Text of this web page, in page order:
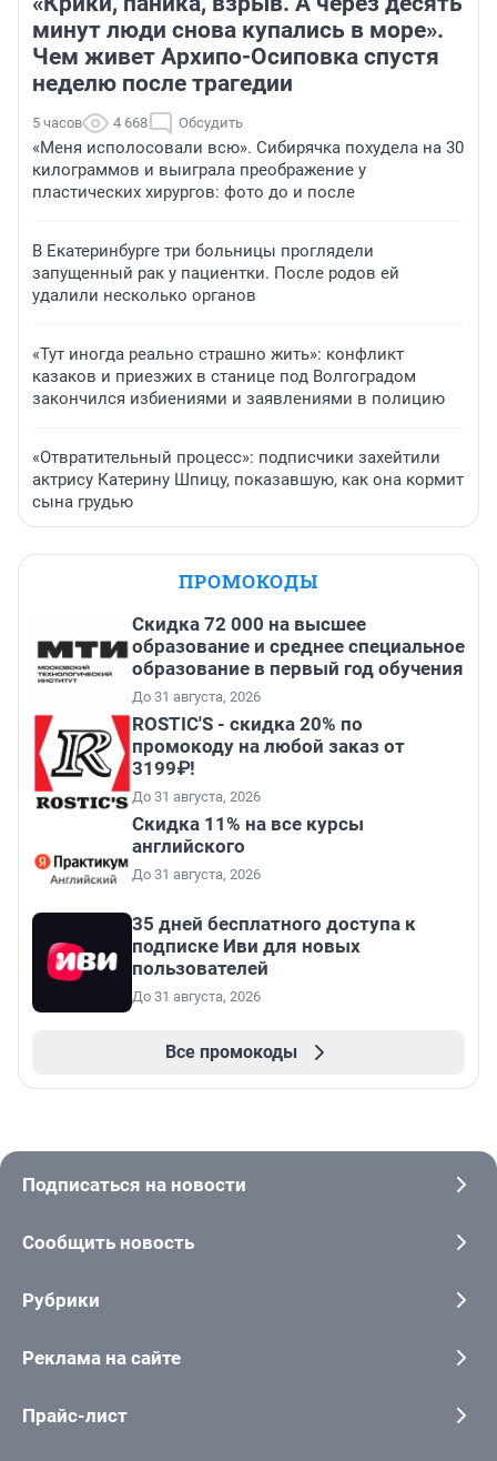
минут люди снова купались в море».
Чем живет Архипо-Осиповка спустя
неделю после трагедии
5 часов 4 668 Обсудить
«Меня исполосовали всю». Сибирячка похудела на 30
килограммов и выиграла преображение у
пластических хирургов: фото до и после
В Екатеринбурге три больницы проглядели
запущенный рак у пациентки. После родов ей
удалили несколько органов
«Тут иногда реально страшно жить»: конфликт
казаков и приезжих в станице под Волгоградом
закончился избиениями и заявлениями в полицию
«Отвратительный процесс»: подписчики захейтили
актрису Катерину Шпицу, показавшую, как она кормит
сына грудью
ПРОМОКОДЫ
Скидка 72 000 на высшее
образование и среднее специальное
образование в первый год обучения
До 31 августа, 2026
ROSTIC'S - скидка 20% по
промокоду на любой заказ от
3199₽!
До 31 августа, 2026
Скидка 11% на все курсы
английского
До 31 августа, 2026
35 дней бесплатного доступа к
подписке Иви для новых
пользователей
До 31 августа, 2026
Все промокоды
Подписаться на новости
Сообщить новость
Рубрики
Реклама на сайте
Прайс-лист